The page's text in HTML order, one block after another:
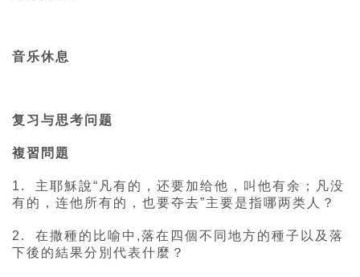
音乐休息
复习与思考问题
複習問題
1. 主耶穌說“凡有的，还要加给他，叫他有余；凡没
有的，连他所有的，也要夺去”主要是指哪两类人？
2. 在撒種的比喻中,落在四個不同地方的種子以及落
下後的結果分別代表什麼？